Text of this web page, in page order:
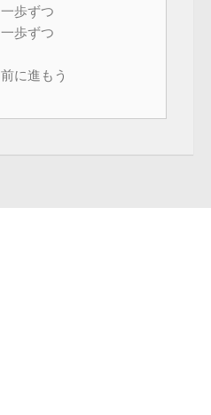
一歩ずつ
一歩ずつ
前に進もう